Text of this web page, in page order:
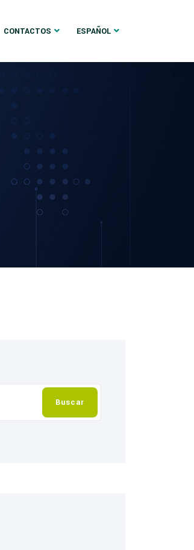
CONTACTOS ESPAÑOL
Buscar